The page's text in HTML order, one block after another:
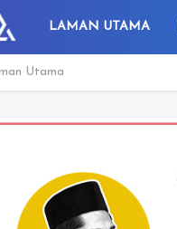
LAMAN UTAMA
Utama